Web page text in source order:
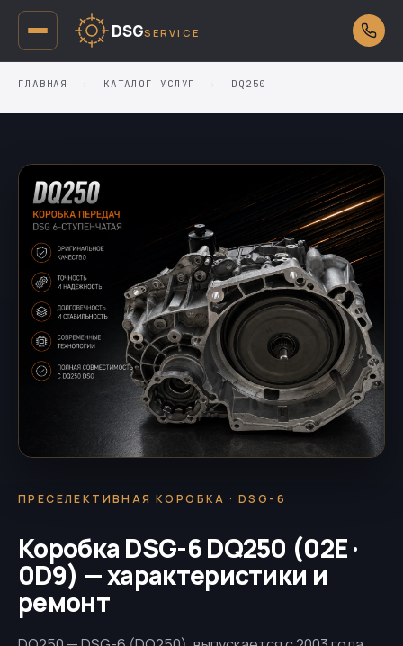
DSGSERVICE
ГЛАВНАЯ КАТАЛОГ УСЛУГ DQ250
ПРЕСЕЛЕКТИВНАЯ КОРОБКА · DSG-6
Коробка DSG-6 DQ250 (02E ·
0D9) — характеристики и
ремонт